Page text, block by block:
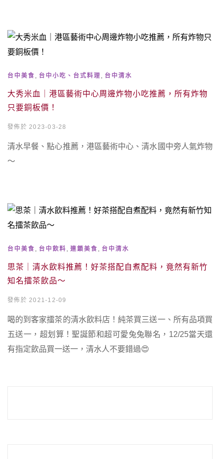
台中美食 台中小吃、台式料理 台中清水
大秀米血｜港區藝術中心周邊炸物小吃推薦，所有炸物
只要銅板價！
發佈於 2023-03-28
清水早餐、點心推薦，港區藝術中心、清水國中旁人氣炸物
～
台中美食 台中飲料 連鎖美食 台中清水
思茶｜清水飲料推薦！好茶搭配自煮配料，竟然有新竹
知名擂茶飲品～
發佈於 2021-12-09
喝的到客家擂茶的清水飲料店！純茶買三送一、所有品項買
五送一，超划算！聖誕節和超可愛兔兔聯名，12/25當天還
有指定飲品買一送一，清水人不要錯過😍